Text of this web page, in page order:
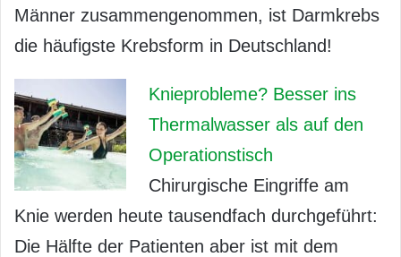
Männer zusammengenommen, ist Darmkrebs
die häufigste Krebsform in Deutschland!
Knieprobleme? Besser ins
Thermalwasser als auf den
Operationstisch
Chirurgische Eingriffe am
Knie werden heute tausendfach durchgeführt:
Die Hälfte der Patienten aber ist mit dem